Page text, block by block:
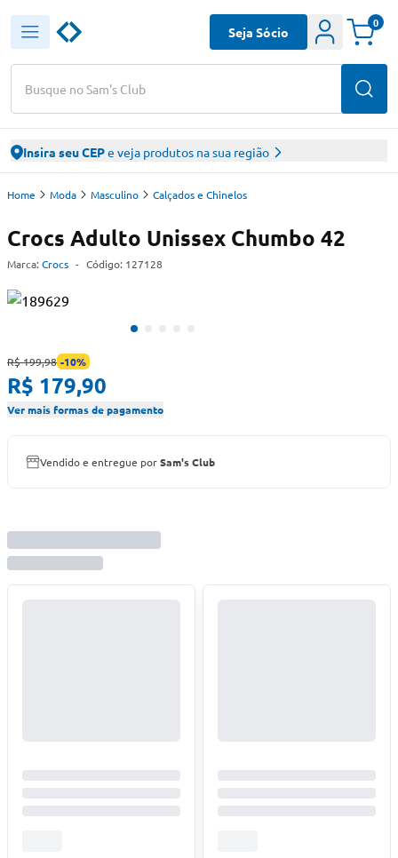
Busque no Sam's Club
Seja Sócio
0
Insira seu CEPe veja produtos na sua região
Home Moda Masculino Calçados e Chinelos
Crocs Adulto Unissex Chumbo 42
Marca: Crocs - Código: 127128
R$ 199,98 -10%
R$ 179,90
Ver mais formas de pagamento
Vendido e entregue porSam's Club